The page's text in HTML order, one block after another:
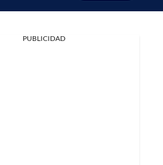
PUBLICIDAD